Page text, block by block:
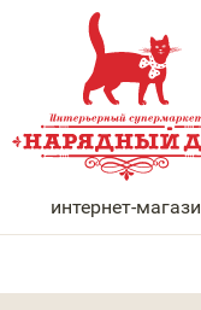
НАРЯДНЫЙ
интернет-